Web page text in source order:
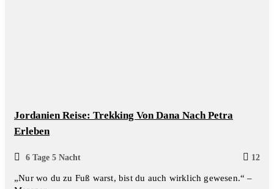
Jordanien Reise: Trekking Von Dana Nach Petra
Erleben
6 Tage 5 Nacht 12
„Nur wo du zu Fuß warst, bist du auch wirklich gewesen.“ –